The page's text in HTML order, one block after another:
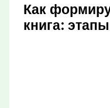
Как
книга: